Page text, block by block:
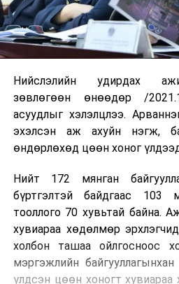
Нийслэлийн удирдах
зөвлөгөөн өнөөдөр /
асуудлыг хэлэлцлээ.
эхэлсэн аж ахуйн нэгж,
өндөрлөхөд цөөн хоног
Нийт 172 мянган
бүртгэлтэй байдгаас 103
тооллого 70 хувьтай байна.
хувиараа хөдөлмөр
холбон ташаа ойлгосноос
мэргэжлийн
үлдсэн цөөн хоногт